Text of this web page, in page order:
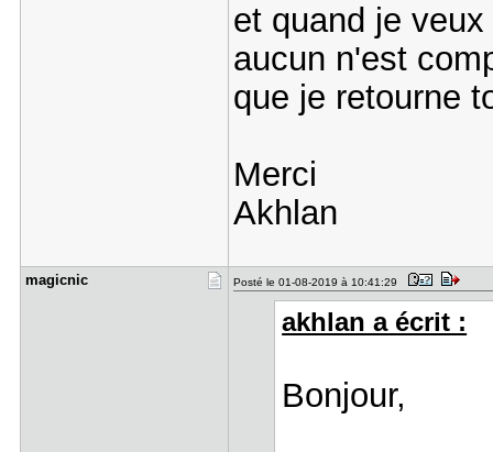
et quand je
aucun n'est
que je retourne
Merci
Akhlan
magicnic Posté le 01-08-2019 à 10:41:29
akhlan a écrit :
Bonjour,